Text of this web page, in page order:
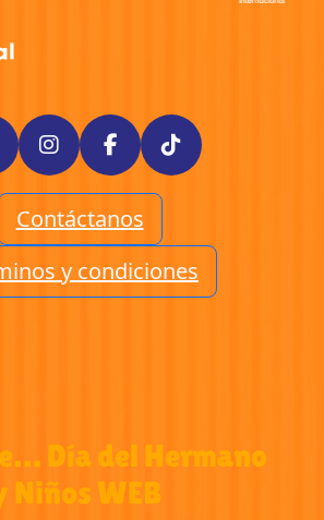
Contáctanos
y condiciones
Día del Hermano
Niños WEB